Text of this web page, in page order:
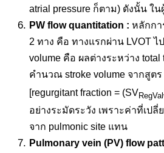
atrial pressure ก็ตาม) ดังนั้น ใน
PW flow quantitation : หลักกา
2 ทาง คือ ทางแรกผ่าน LVOT
volume คือ ผลต่างระหว่าง total
คำนวณ stroke volume จากสูตร
[regurgitant fraction = (SV
อย่างระมัดระวัง เพราะค่าที่เป
จาก pulmonic site แทน
Pulmonary vein (PV) flow